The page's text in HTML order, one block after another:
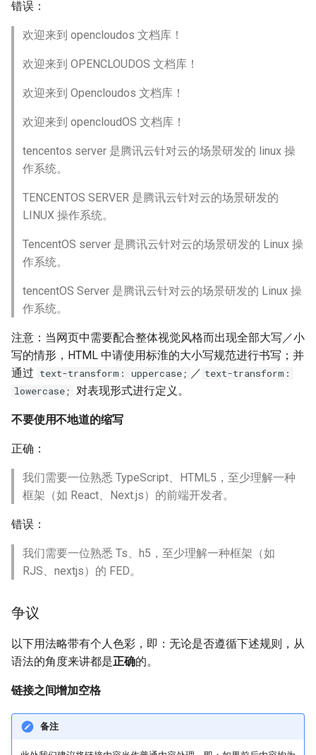
错误：
欢迎来到 opencloudos 文档库！
欢迎来到 OPENCLOUDOS 文档库！
欢迎来到 Opencloudos 文档库！
欢迎来到 opencloudOS 文档库！
tencentos server 是腾讯云针对云的场景研发的 linux 操
作系统。
TENCENTOS SERVER 是腾讯云针对云的场景研发的
LINUX 操作系统。
TencentOS server 是腾讯云针对云的场景研发的 Linux 操
作系统。
tencentOS Server 是腾讯云针对云的场景研发的 Linux 操
作系统。
注意：当网页中需要配合整体视觉风格而出现全部大写／小
写的情形，HTML 中请使用标淮的大小写规范进行书写；并
通过 text-transform: uppercase; ／ text-transform:
lowercase; 对表现形式进行定义。
不要使用不地道的缩写
正确：
我们需要一位熟悉 TypeScript、HTML5，至少理解一种
框架（如 React、Next.js）的前端开发者。
错误：
我们需要一位熟悉 Ts、h5，至少理解一种框架（如
RJS、nextjs）的 FED。
争议
以下用法略带有个人色彩，即：无论是否遵循下述规则，从
语法的角度来讲都是正确的。
链接之间增加空格
备注